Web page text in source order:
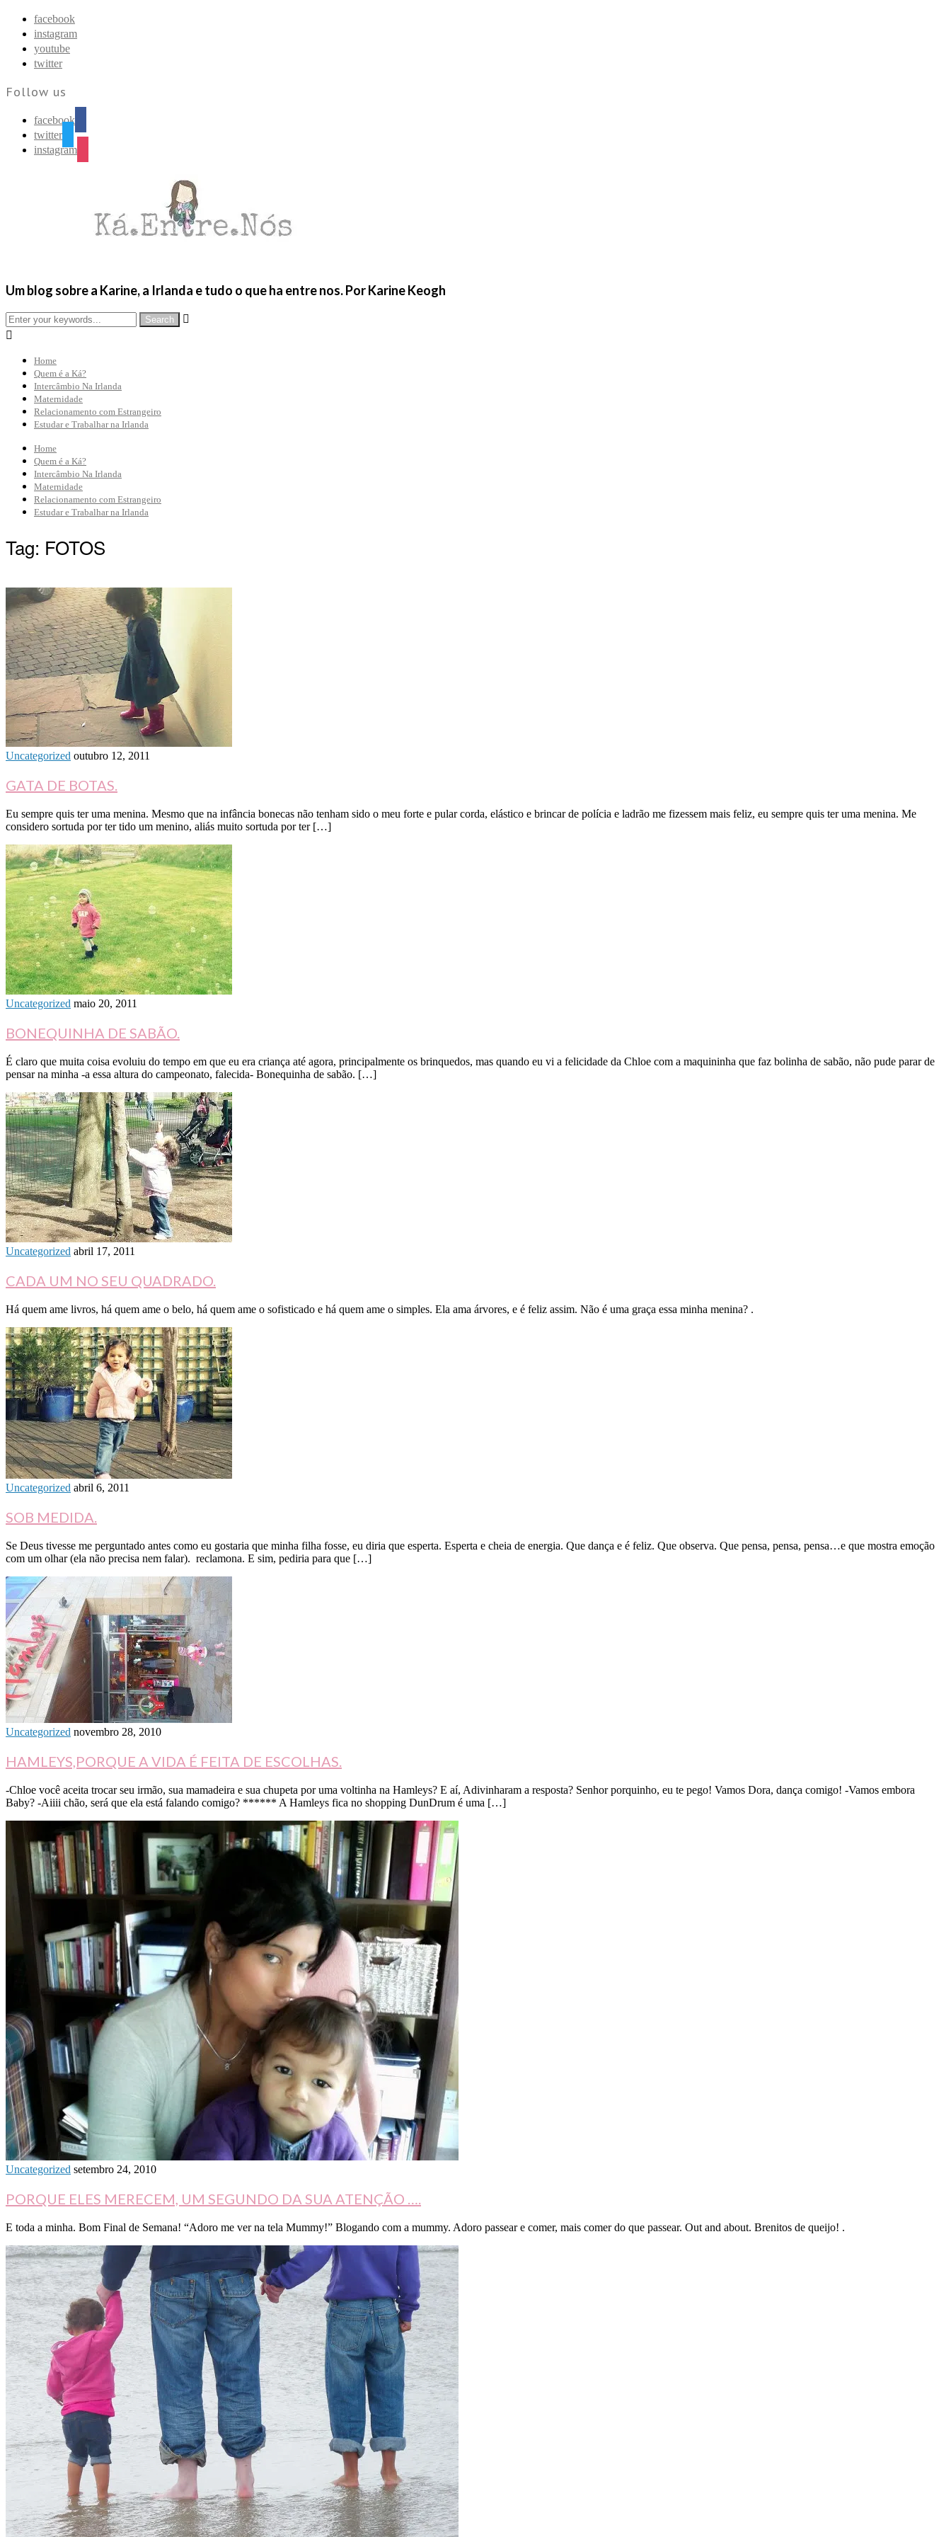
facebook
instagram
youtube
twitter
Follow us
facebook
twitter
instagram
Um blog sobre a Karine, a Irlanda e tudo o que ha entre nos. Por Karine Keogh


Home
Quem é a Ká?
Intercâmbio Na Irlanda
Maternidade
Relacionamento com Estrangeiro
Estudar e Trabalhar na Irlanda
Home
Quem é a Ká?
Intercâmbio Na Irlanda
Maternidade
Relacionamento com Estrangeiro
Estudar e Trabalhar na Irlanda
Tag: FOTOS
Uncategorized outubro 12, 2011
GATA DE BOTAS.
Eu sempre quis ter uma menina. Mesmo que na infância bonecas não tenham sido o meu forte e pular corda, elástico e brincar de polícia e ladrão me fizessem mais feliz, eu sempre quis ter uma menina. Me
considero sortuda por ter tido um menino, aliás muito sortuda por ter […]
Uncategorized maio 20, 2011
BONEQUINHA DE SABÃO.
É claro que muita coisa evoluiu do tempo em que eu era criança até agora, principalmente os brinquedos, mas quando eu vi a felicidade da Chloe com a maquininha que faz bolinha de sabão, não pude parar de
pensar na minha -a essa altura do campeonato, falecida- Bonequinha de sabão. […]
Uncategorized abril 17, 2011
CADA UM NO SEU QUADRADO.
Há quem ame livros, há quem ame o belo, há quem ame o sofisticado e há quem ame o simples. Ela ama árvores, e é feliz assim. Não é uma graça essa minha menina? .
Uncategorized abril 6, 2011
SOB MEDIDA.
Se Deus tivesse me perguntado antes como eu gostaria que minha filha fosse, eu diria que esperta. Esperta e cheia de energia. Que dança e é feliz. Que observa. Que pensa, pensa, pensa…e que mostra emoção
com um olhar (ela não precisa nem falar). reclamona. E sim, pediria para que […]
Uncategorized novembro 28, 2010
HAMLEYS,PORQUE A VIDA É FEITA DE ESCOLHAS.
-Chloe você aceita trocar seu irmão, sua mamadeira e sua chupeta por uma voltinha na Hamleys? E aí, Adivinharam a resposta? Senhor porquinho, eu te pego! Vamos Dora, dança comigo! -Vamos embora
Baby? -Aiiii chão, será que ela está falando comigo? ****** A Hamleys fica no shopping DunDrum é uma […]
Uncategorized setembro 24, 2010
PORQUE ELES MERECEM, UM SEGUNDO DA SUA ATENÇÃO ….
E toda a minha. Bom Final de Semana! “Adoro me ver na tela Mummy!” Blogando com a mummy. Adoro passear e comer, mais comer do que passear. Out and about. Brenitos de queijo! .